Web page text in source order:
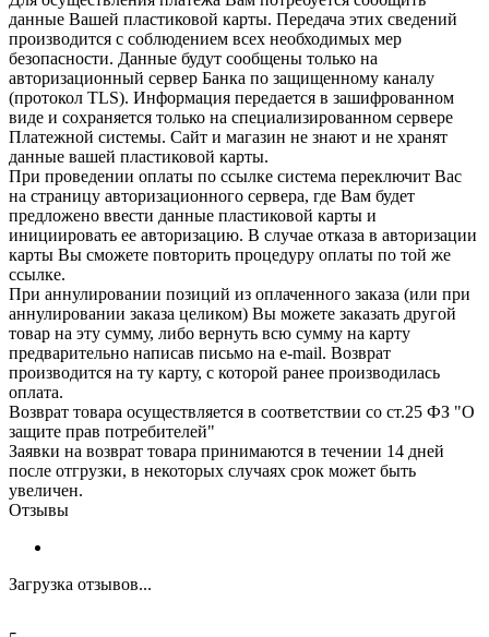
данные Вашей пластиковой карты. Передача этих сведений
производится с соблюдением всех необходимых мер
безопасности. Данные будут сообщены только на
авторизационный сервер Банка по защищенному каналу
(протокол TLS). Информация передается в зашифрованном
виде и сохраняется только на специализированном сервере
Платежной системы. Сайт и магазин не знают и не хранят
данные вашей пластиковой карты.
При проведении оплаты по ссылке система переключит Вас
на страницу авторизационного сервера, где Вам будет
предложено ввести данные пластиковой карты и
инициировать ее авторизацию. В случае отказа в авторизации
карты Вы сможете повторить процедуру оплаты по той же
ссылке.
При аннулировании позиций из оплаченного заказа (или при
аннулировании заказа целиком) Вы можете заказать другой
товар на эту сумму, либо вернуть всю сумму на карту
предварительно написав письмо на e-mail. Возврат
производится на ту карту, с которой ранее производилась
оплата.
Возврат товара осуществляется в соответствии со ст.25 ФЗ "О
защите прав потребителей"
Заявки на возврат товара принимаются в течении 14 дней
после отгрузки, в некоторых случаях срок может быть
увеличен.
Отзывы
Загрузка отзывов...